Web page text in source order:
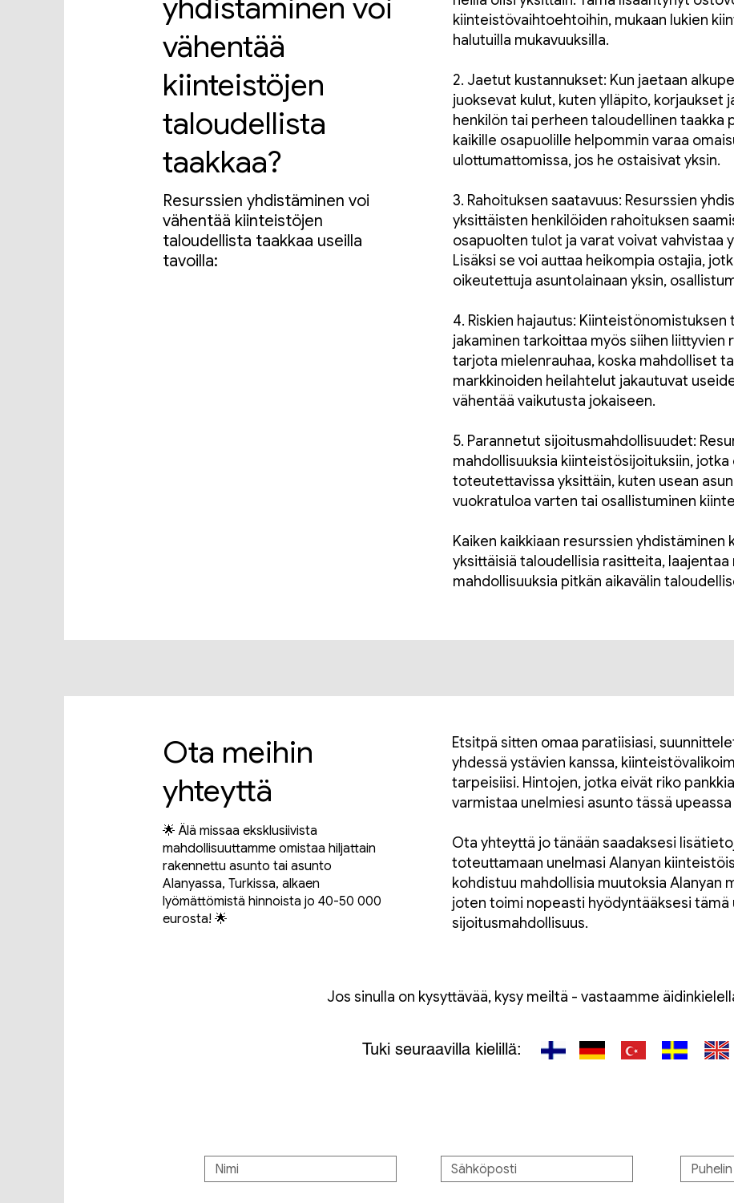
yhdistäminen voi
vähentää
kiinteistöjen
taloudellista
taakkaa?
Resurssien yhdistäminen voi
vähentää kiinteistöjen
taloudellista taakkaa useilla
tavoilla:
kiinteistövaihtoehtoihin, mukaan lukien
halutuilla mukavuuksilla.
2. Jaetut kustannukset: Kun jaetaan
juoksevat kulut, kuten ylläpito, korjaukset
henkilön tai perheen taloudellinen taakka
kaikille osapuolille helpommin varaa
ulottumattomissa, jos he ostaisivat yksin.
3. Rahoituksen saatavuus: Resurssien
yksittäisten henkilöiden rahoituksen
osapuolten tulot ja varat voivat vahvistaa
Lisäksi se voi auttaa heikompia ostajia,
oikeutettuja asuntolainaan yksin,
4. Riskien hajautus:
jakaminen tarkoittaa myös siihen liittyvien
tarjota mielenrauhaa, koska mahdolliset
markkinoiden heilahtelut jakautuvat
vähentää vaikutusta jokaiseen.
5. Parannetut sijoitusmahdollisuudet:
mahdollisuuksia kiinteistösijoituksiin,
toteutettavissa yksittäin, kuten usean
vuokratuloa varten tai osallistuminen
Kaiken kaikkiaan resurssien
yksittäisiä taloudellisia rasitteita, laajentaa
mahdollisuuksia pitkän aikavälin
Ota meihin
yhteyttä
🌟 Älä missaa eksklusiivista
mahdollisuuttamme omistaa hiljattain
rakennettu asunto tai asunto
Alanyassa, Turkissa, alkaen
lyömättömistä hinnoista jo 40-50 000
eurosta! 🌟
Etsitpä sitten omaa paratiisiasi,
yhdessä ystävien kanssa,
tarpeisiisi. Hintojen, jotka eivät riko
varmistaa unelmiesi asunto tässä
Ota yhteyttä jo tänään saadaksesi
toteuttamaan unelmasi Alanyan
kohdistuu mahdollisia muutoksia Alanyan
joten toimi nopeasti hyödyntääksesi tämä
sijoitusmahdollisuus.
Jos sinulla on kysyttävää, kysy meiltä - vastaamme
Tuki seuraavilla kielillä: